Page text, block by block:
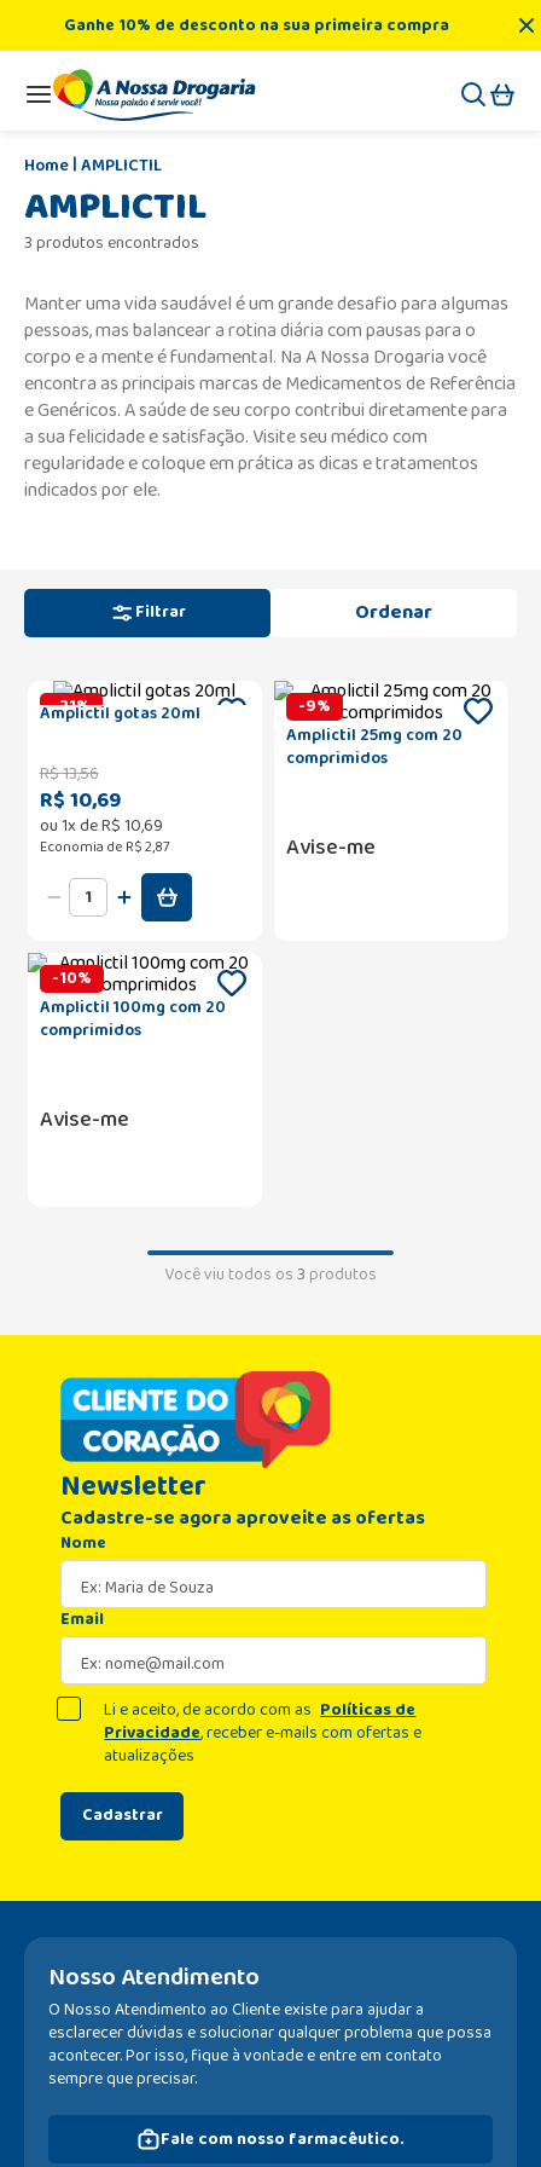
Ganhe 10% de desconto na sua primeira compra
AMPLICTIL
AMPLICTIL
3 produtos encontrados
Manter uma vida saudável é um grande desafio para algumas
pessoas, mas balancear a rotina diária com pausas para o
corpo e a mente é fundamental. Na A Nossa Drogaria você
encontra as principais marcas de Medicamentos de Referência
e Genéricos. A saúde de seu corpo contribui diretamente para
a sua felicidade e satisfação. Visite seu médico com
regularidade e coloque em prática as dicas e tratamentos
indicados por ele.
Filtrar
-21%
Amplictil gotas 20ml
R$13,56
R$ 10,69
ou1x deR$10,69
Economia de R$ 2,87
-9%
Amplictil 25mg com 20
comprimidos
Avise-me
-10%
Amplictil 100mg com 20
comprimidos
Avise-me
Você viu todos os3produtos
Newsletter
Cadastre-se agora aproveite as ofertas
Nome
Email
Cadastrar
Li e aceito, de acordo com as Políticas de
Privacidade, receber e-mails com ofertas e
atualizações
Nosso Atendimento
O Nosso Atendimento ao Cliente existe para ajudar a
esclarecer dúvidas e solucionar qualquer problema que possa
acontecer. Por isso, fique à vontade e entre em contato
sempre que precisar.
Fale com nosso farmacêutico.